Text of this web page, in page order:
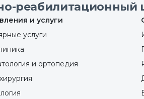
реабилитационный
и услуги
услуги
и ортопедия